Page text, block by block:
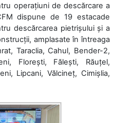
operațiuni de descărcare a
dispune de 19 estacade
descărcarea pietrișului și a
amplasate în întreaga
Taraclia, Cahul, Bender-2,
Florești, Fălești, Răuțel,
Lipcani, Vălcineț, Cimișlia,